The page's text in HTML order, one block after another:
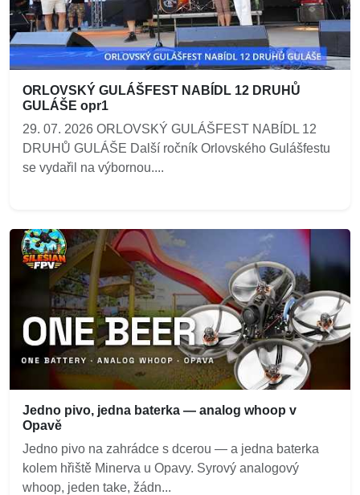
ORLOVSKÝ GULÁŠFEST NABÍDL 12 DRUHŮ
GULÁŠE opr1
29. 07. 2026 ORLOVSKÝ GULÁŠFEST NABÍDL 12
DRUHŮ GULÁŠE Další ročník Orlovského Gulášfestu
se vydařil na výbornou....
Jedno pivo, jedna baterka — analog whoop v
Opavě
Jedno pivo na zahrádce s dcerou — a jedna baterka
kolem hřiště Minerva u Opavy. Syrový analogový
whoop, jeden take, žádn...